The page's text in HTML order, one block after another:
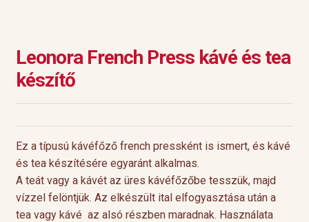
Leonora French Press kávé és tea
készítő
Ez a típusú kávéfőző french pressként is ismert, és kávé
és tea készítésére egyaránt alkalmas.
A teát vagy a kávét az üres kávéfőzőbe tesszük, majd
vízzel felöntjük. Az elkészült ital elfogyasztása után a
tea vagy kávé az alsó részben maradnak. Használata